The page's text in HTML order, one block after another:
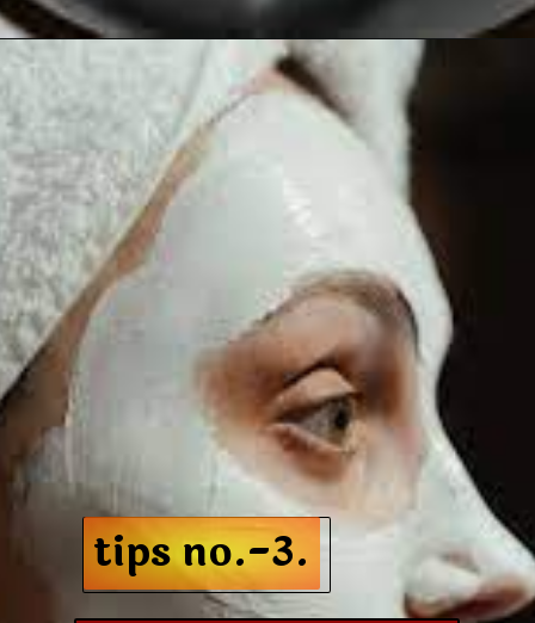
tips no.-3.
tips no.-3.